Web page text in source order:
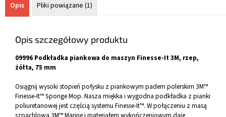
Opis Pliki powiązane (1)
Opis szczegółowy produktu
09996 Podkładka piankowa do maszyn Finesse-It 3M, rzep,
żółta, 75 mm
Osiągnij wysoki stopień połysku z piankowym padem polerskim 3M™
Finesse-It™ Sponge Mop. Nasza miękka i wygodna podkładka z pianki
poliuretanowej jest częścią systemu Finesse-It™. W połączeniu z masą